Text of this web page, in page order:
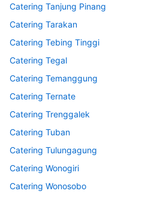
Catering Tanjung Pinang
Catering Tarakan
Catering Tebing Tinggi
Catering Tegal
Catering Temanggung
Catering Ternate
Catering Trenggalek
Catering Tuban
Catering Tulungagung
Catering Wonogiri
Catering Wonosobo